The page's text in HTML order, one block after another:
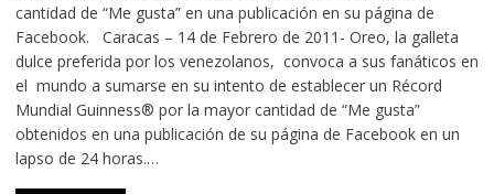
cantidad de “Me gusta” en una publicación en su página de
Facebook. Caracas – 14 de Febrero de 2011- Oreo, la galleta
dulce preferida por los venezolanos, convoca a sus fanáticos en
el mundo a sumarse en su intento de establecer un Récord
Mundial Guinness® por la mayor cantidad de “Me gusta”
obtenidos en una publicación de su página de Facebook en un
lapso de 24 horas.…